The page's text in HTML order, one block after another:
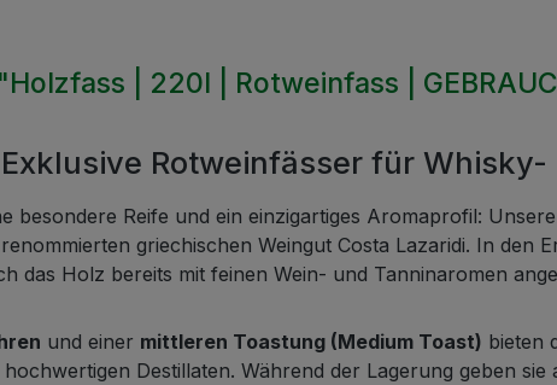
| 220l | Rotweinfass |
Rotweinfässer für
besondere Reife und ein einzigartiges Aromaprofil: Unsere
griechischen Weingut Costa Lazaridi. In den
das Holz bereits mit feinen Wein- und Tanninaromen
und einer mittleren Toastung (Medium Toast) bieten
Destillaten. Während der Lagerung geben